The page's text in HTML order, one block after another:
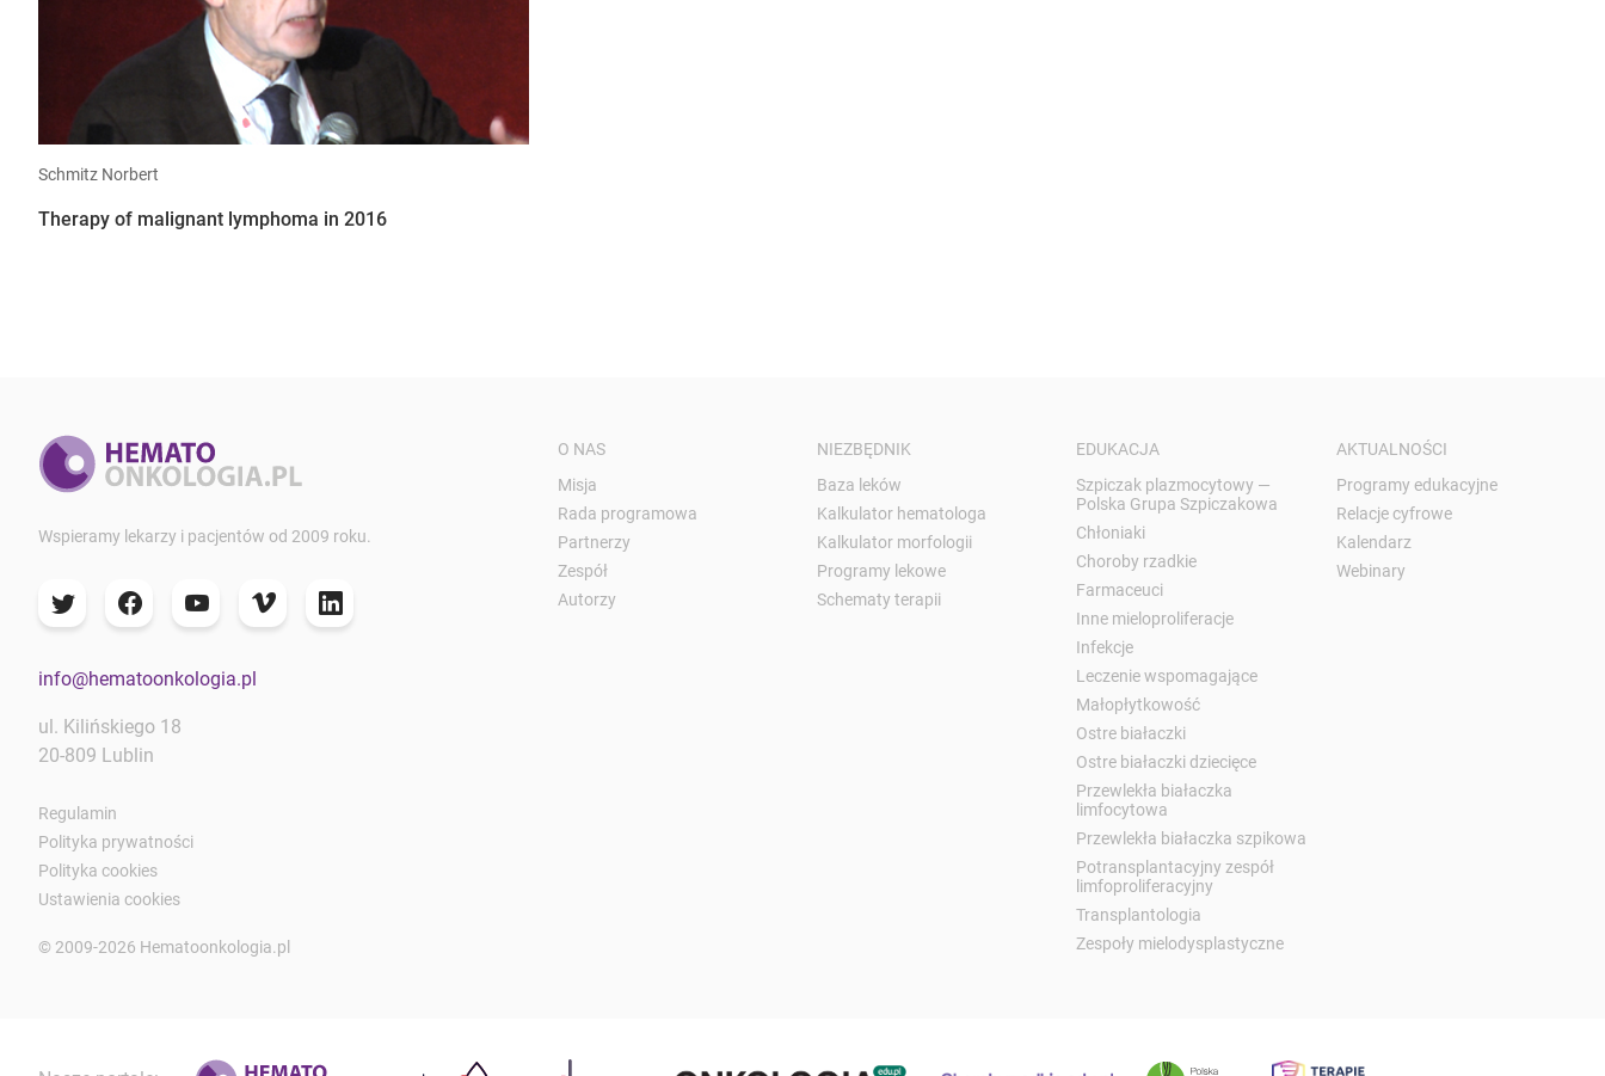
Schmitz Norbert
Therapy of malignant lymphoma in 2016
Wspieramy lekarzy i pacjentów od 2009 roku.
info@hematoonkologia.pl
ul. Kilińskiego 18
20-809 Lublin
Regulamin
Polityka prywatności
Polityka cookies
Ustawienia cookies
© 2009-2026 Hematoonkologia.pl
O NAS
Misja
Rada programowa
Partnerzy
Zespół
Autorzy
NIEZBĘDNIK
Baza leków
Kalkulator hematologa
Kalkulator morfologii
Programy lekowe
Schematy terapii
EDUKACJA
Szpiczak plazmocytowy —
Polska Grupa Szpiczakowa
Chłoniaki
Choroby rzadkie
Farmaceuci
Inne mieloproliferacje
Infekcje
Leczenie wspomagające
Małopłytkowość
Ostre białaczki
Ostre białaczki dziecięce
Przewlekła białaczka
limfocytowa
Przewlekła białaczka szpikowa
Potransplantacyjny zespół
limfoproliferacyjny
Transplantologia
Zespoły mielodysplastyczne
AKTUALNOŚCI
Programy edukacyjne
Relacje cyfrowe
Kalendarz
Webinary